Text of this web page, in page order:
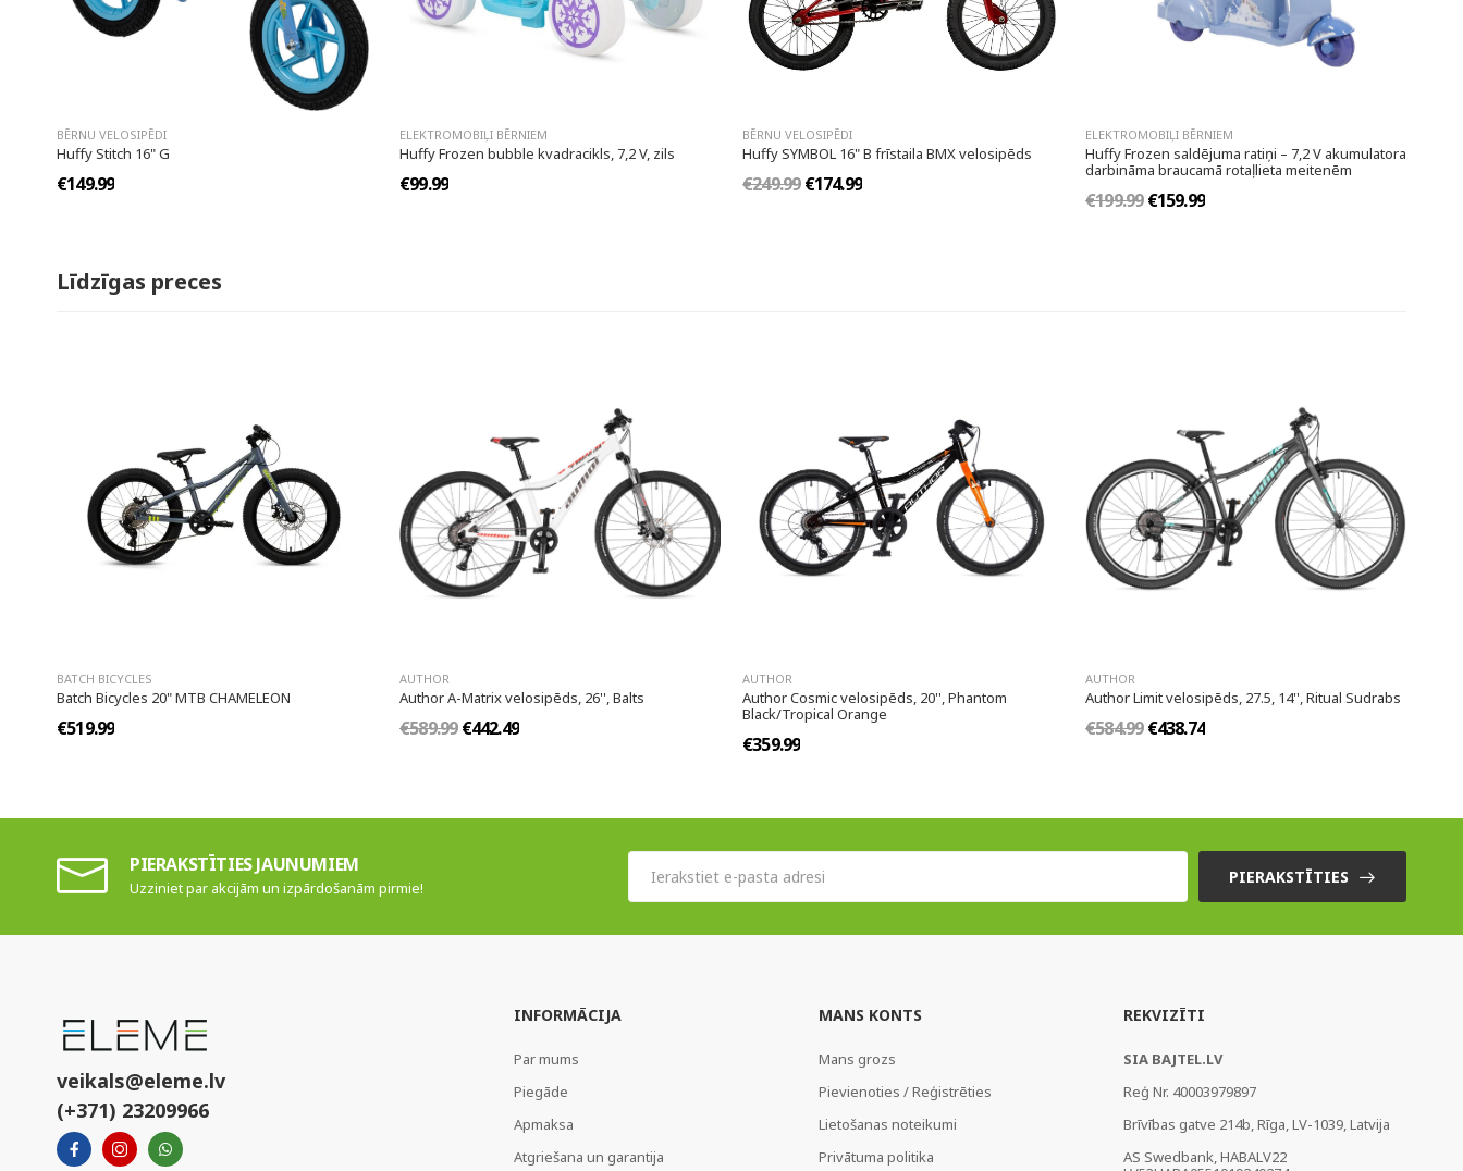
BĒRNU VELOSIPĒDI
Huffy Stitch 16" G
€149.99
ELEKTROMOBIĻI BĒRNIEM
Huffy Frozen bubble kvadracikls, 7,2 V, zils
€99.99
BĒRNU VELOSIPĒDI
Huffy SYMBOL 16" B frīstaila BMX velosipēds
€249.99€174.99
ELEKTROMOBIĻI BĒRNIEM
Huffy Frozen saldējuma ratiņi – 7,2 V akumulatora
darbināma braucamā rotaļlieta meitenēm
€199.99€159.99
Līdzīgas preces
BATCH BICYCLES
Batch Bicycles 20" MTB CHAMELEON
€519.99
AUTHOR
Author A-Matrix velosipēds, 26'', Balts
€589.99€442.49
AUTHOR
Author Cosmic velosipēds, 20'', Phantom
Black/Tropical Orange
€359.99
AUTHOR
Author Limit velosipēds, 27.5, 14'', Ritual Sudrabs
€584.99€438.74
PIERAKSTĪTIES JAUNUMIEM
Uzziniet par akcijām un izpārdošanām pirmie!
PIERAKSTĪTIES
veikals@eleme.lv
(+371) 23209966
INFORMĀCIJA
Par mums
Piegāde
Apmaksa
Atgriešana un garantija
MANS KONTS
Mans grozs
Pievienoties / Reģistrēties
Lietošanas noteikumi
Privātuma politika
REKVIZĪTI
SIA BAJTEL.LV
Reģ Nr. 40003979897
Brīvības gatve 214b, Rīga, LV-1039, Latvija
AS Swedbank, HABALV22